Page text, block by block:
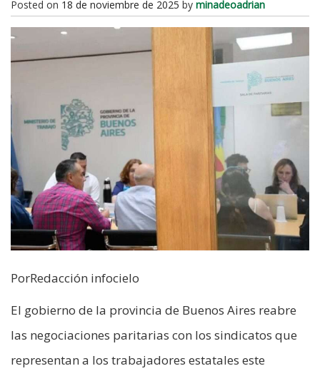
Posted on 18 de noviembre de 2025 by minadeoadrian
PorRedacción infocielo
El gobierno de la provincia de Buenos Aires reabre
las negociaciones paritarias con los sindicatos que
representan a los trabajadores estatales este